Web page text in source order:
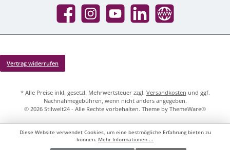
Facebook InstagramYouTube LinkedIn Website
Vertrag widerrufen
* Alle Preise inkl. gesetzl. Mehrwertsteuer zzgl. Versandkosten und ggf.
Nachnahmegebühren, wenn nicht anders angegeben.
© 2026 Stilwelt24 - Alle Rechte vorbehalten. Theme by ThemeWare®
Diese Website verwendet Cookies, um eine bestmögliche Erfahrung bieten zu
können. Mehr Informationen ...